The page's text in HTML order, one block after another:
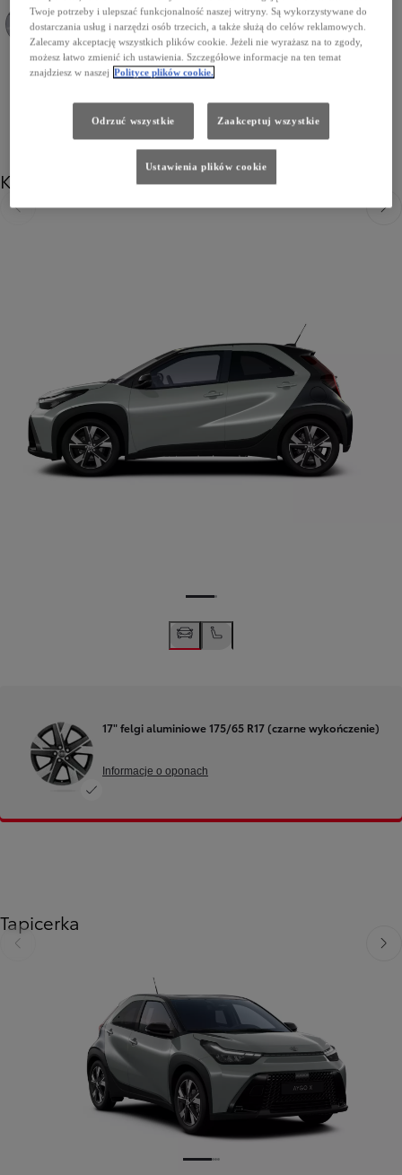
M14 Jasmine Silver/Eclipse Black
M49 Cinamon/Eclipse Black
Koła
Poprzedni
17" felgi aluminiowe 175/65 R17 (czarne wykończenie)
Informacje o oponach
Tapicerka
Poprzedni
Twoje potrzeby i ulepszać funkcjonalność naszej witryny. Są wykorzystywane do
dostarczania usług i narzędzi osób trzecich, a także służą do celów reklamowych.
Zalecamy akceptację wszystkich plików cookie. Jeżeli nie wyrażasz na to zgody,
możesz łatwo zmienić ich ustawienia. Szczegółowe informacje na ten temat
znajdziesz w naszej Polityce plików cookie.
Odrzuć wszystkie Zaakceptuj wszystkie
Ustawienia plików cookie